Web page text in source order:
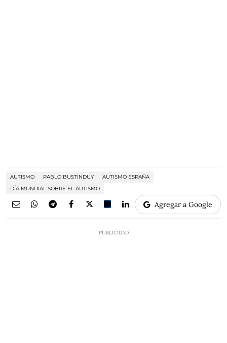
AUTISMO PABLO BUSTINDUY
AUTISMO ESPAÑA
DÍA MUNDIAL SOBRE EL AUTISMO
Agregar a Google